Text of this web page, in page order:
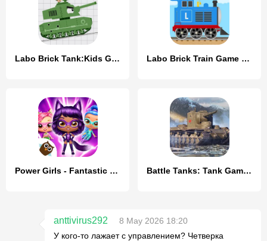
Labo Brick Tank:Kids Game Labo Brick Train Game For Kids
Power Girls - Fantastic Heroes Battle Tanks: Tank Games WW2
anttivirus292
8 May 2026 18:20
У кого-то лажает с управлением? Четверка